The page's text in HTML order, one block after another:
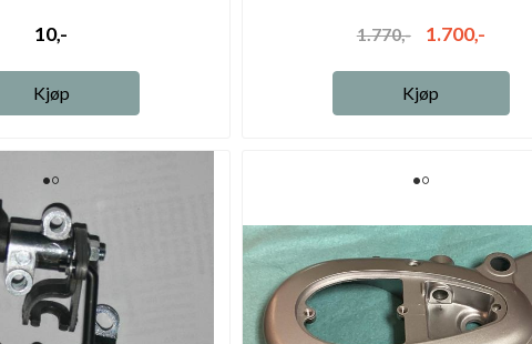
10,-
Kjøp
1.770,- 1.700,-
Kjøp